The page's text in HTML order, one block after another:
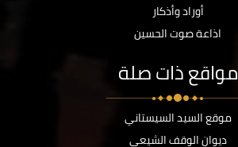
أوراد وأذكار
اذاعة صوت الحسين
مواقع ذات صلة
موقع السيد السيستاني
ديوان الوقف الشيعي